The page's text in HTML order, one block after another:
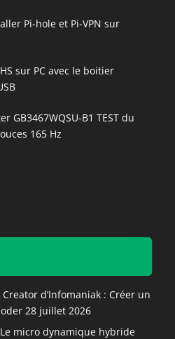
Pi-hole et Pi-VPN sur
sur PC avec le boitier
GB3467WQSU-B1 TEST du
165 Hz
d’Infomaniak : Créer un
28 juillet 2026
micro dynamique hybride